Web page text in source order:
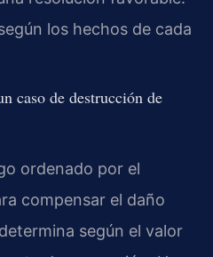
los hechos de cada
caso de destrucción de
ordenado por el
compensar el daño
según el valor